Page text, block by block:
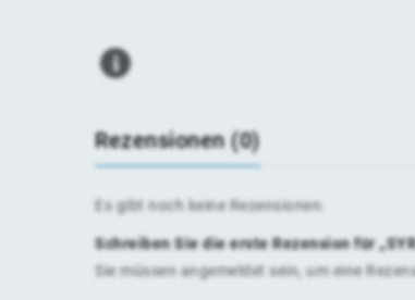
Rezensionen (0)
Es gibt noch keine Rezensionen.
Schreiben Sie die erste Rezension für
Sie müssen angemeldet sein, um eine